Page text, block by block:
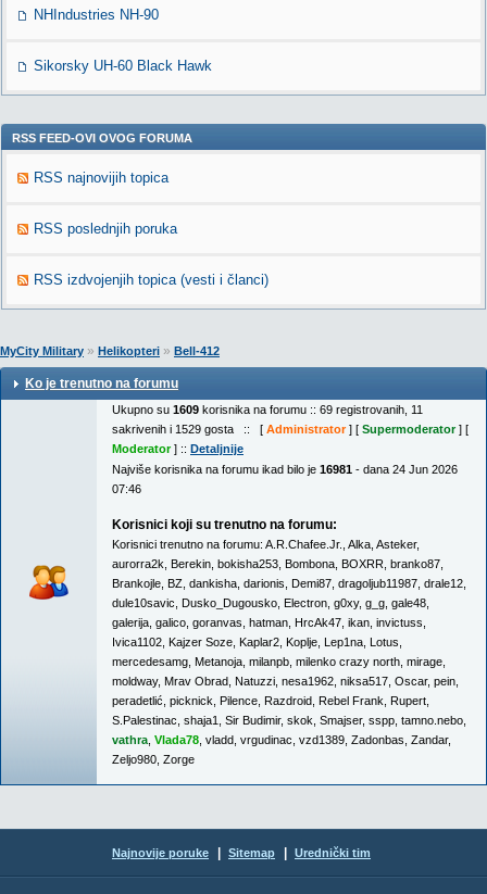
NHIndustries NH-90
Sikorsky UH-60 Black Hawk
RSS FEED-OVI OVOG FORUMA
RSS najnovijih topica
RSS poslednjih poruka
RSS izdvojenjih topica (vesti i članci)
MyCity Military » Helikopteri » Bell-412
Ko je trenutno na forumu
Ukupno su 1609 korisnika na forumu :: 69 registrovanih, 11
sakrivenih i 1529 gosta :: [ Administrator] [ Supermoderator] [
Moderator] :: Detaljnije
Najviše korisnika na forumu ikad bilo je 16981 - dana 24 Jun 2026
07:46
Korisnici koji su trenutno na forumu:
Korisnici trenutno na forumu: A.R.Chafee.Jr. Alka Asteker,
aurorra2k Berekin bokisha253 Bombona BOXRR branko87
Brankojle BZ dankisha darionis Demi87 dragoljub11987 drale12
dule10savic Dusko_Dugousko Electron g0xy, g_g gale48
galerija galico goranvas hatman HrcAk47 ikan invictuss
Ivica1102 Kajzer Soze Kaplar2 Koplje Lep1na Lotus
mercedesamg Metanoja milanpb milenko crazy north mirage
moldway, Mrav Obrad Natuzzi nesa1962 niksa517 Oscar, pein
peradetlić picknick Pilence Razdroid Rebel Frank Rupert
S.Palestinac shaja1 Sir Budimir, skok Smajser, sspp tamno.nebo
vathra Vlada78 vladd vrgudinac vzd1389 Zadonbas Zandar,
Zeljo980 Zorge
Najnovije poruke Sitemap Urednički tim